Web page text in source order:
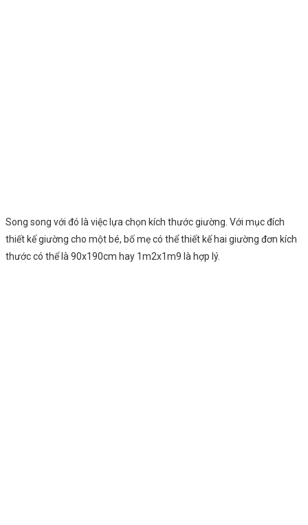
Song song với đó là việc lựa chọn kích thước giường. Với mục đích
thiết kế giường cho một bé, bố mẹ có thể thiết kế hai giường đơn kích
thước có thể là 90x190cm hay 1m2x1m9 là hợp lý.